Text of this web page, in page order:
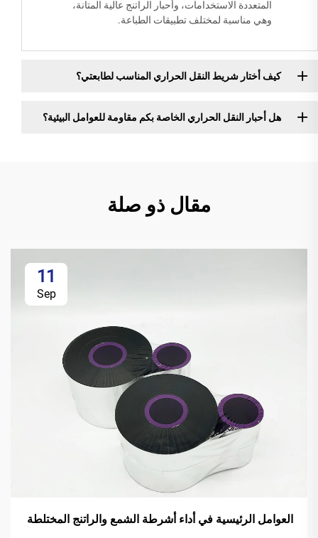
المتعددة الاستخدامات، وأحبار الراتنج عالية المتانة،
وهي مناسبة لمختلف تطبيقات الطباعة.
كيف أختار شريط النقل الحراري المناسب لطابعتي؟
هل أحبار النقل الحراري الخاصة بكم مقاومة للعوامل البيئية؟
مقال ذو صلة
11
Sep
العوامل الرئيسية في أداء أشرطة الشمع والراتنج المختلطة